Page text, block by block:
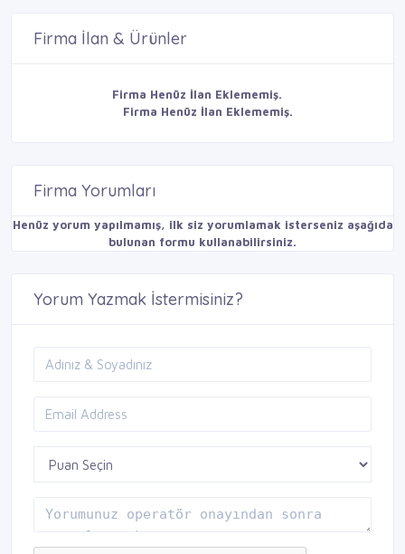
Firma İlan & Ürünler
Firma Henüz İlan Eklememiş.
Firma Henüz İlan Eklememiş.
Firma Yorumları
Henüz yorum yapılmamış, ilk siz yorumlamak isterseniz aşağıda
bulunan formu kullanabilirsiniz.
Yorum Yazmak İstermisiniz?